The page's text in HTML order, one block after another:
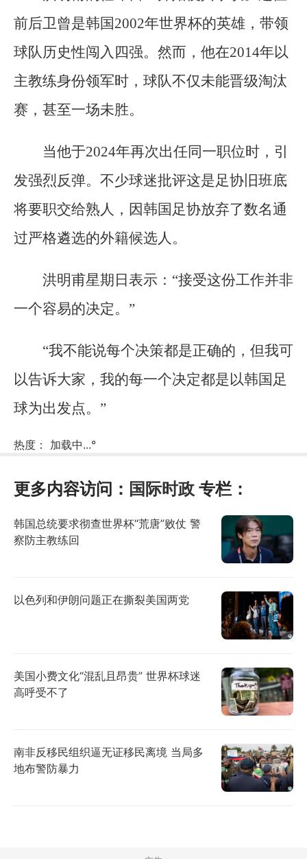
前后卫曾是韩国2002年世界杯的英雄，带领
球队历史性闯入四强。然而，他在2014年以
主教练身份领军时，球队不仅未能晋级淘汰
赛，甚至一场未胜。
当他于2024年再次出任同一职位时，引
发强烈反弹。不少球迷批评这是足协旧班底
将要职交给熟人，因韩国足协放弃了数名通
过严格遴选的外籍候选人。
洪明甫星期日表示：“接受这份工作并非
一个容易的决定。”
“我不能说每个决策都是正确的，但我可
以告诉大家，我的每一个决定都是以韩国足
球为出发点。”
热度： 加载中...°
更多内容访问： 国际时政 专栏：
韩国总统要求彻查世界杯“荒唐”败仗 警
察防主教练回
以色列和伊朗问题正在撕裂美国两党
美国小费文化“混乱且昂贵” 世界杯球迷
高呼受不了
南非反移民组织逼无证移民离境 当局多
地布警防暴力